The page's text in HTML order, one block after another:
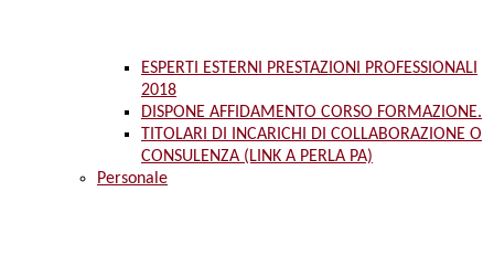
ESPERTI ESTERNI PRESTAZIONI PROFESSIONALI
2018
DISPONE AFFIDAMENTO CORSO FORMAZIONE.
TITOLARI DI INCARICHI DI COLLABORAZIONE O
CONSULENZA (LINK A PERLA PA)
Personale